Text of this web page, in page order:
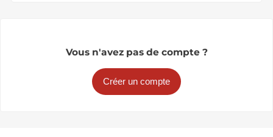
Vous n'avez pas de compte ?
Créer un compte